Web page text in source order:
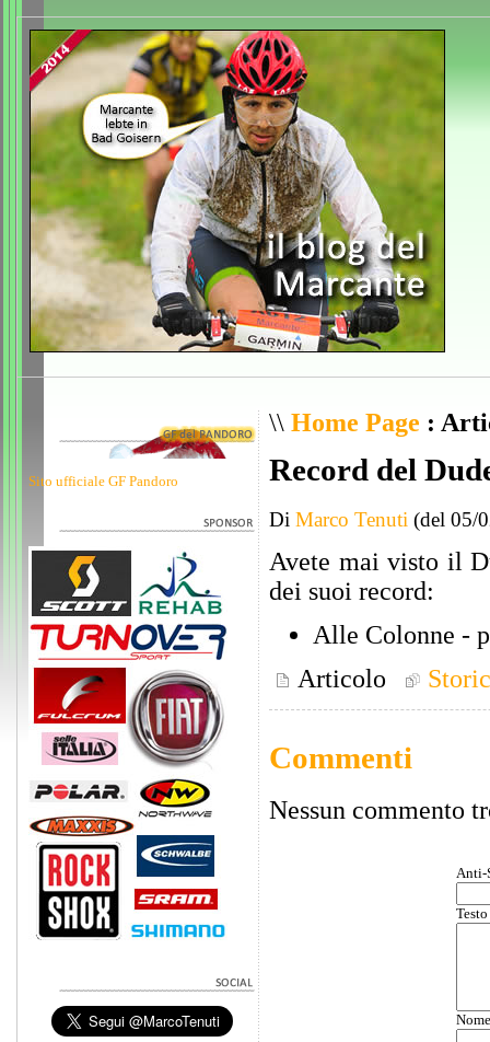
Sito ufficiale GF Pandoro
\\ Home Page :
Record del
Di Marco Tenuti (del 05/
Avete mai visto il
dei suoi record:
Alle Colonne -
Articolo
Commenti
Nessun commento
Anti-
Nome